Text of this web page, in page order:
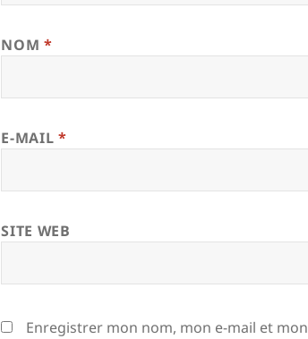
NOM *
E-MAIL *
SITE WEB
Enregistrer mon nom, mon e-mail et